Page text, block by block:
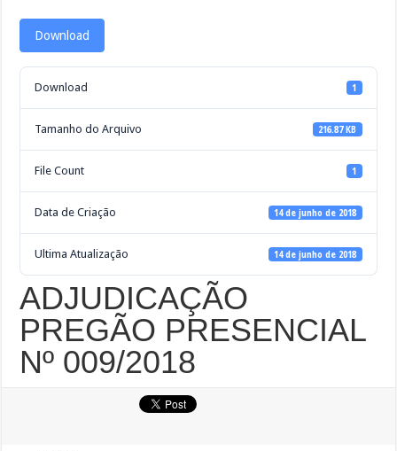
Download
Download 1
Tamanho do Arquivo 216.87 KB
File Count 1
Data de Criação 14 de junho de 2018
Ultima Atualização 14 de junho de 2018
ADJUDICAÇÃO
PREGÃO PRESENCIAL
Nº 009/2018